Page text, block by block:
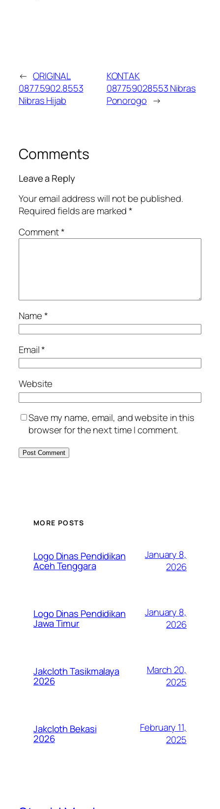
← ORIGINAL
0877.5902.8553
Nibras Hijab
KONTAK
087759028553 Nibras
Ponorogo →
Comments
Leave a Reply
Your email address will not be published.
Required fields are marked*
Comment*
Name*
Email*
Website
Save my name, email, and website in this
browser for the next time I comment.
MORE POSTS
Logo Dinas Pendidikan
Aceh Tenggara
January 8,
2026
Logo Dinas Pendidikan
Jawa Timur
January 8,
2026
Jakcloth Tasikmalaya
2026
March 20,
2025
Jakcloth Bekasi
2026
February 11,
2025